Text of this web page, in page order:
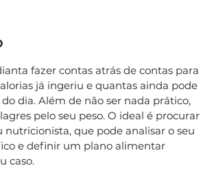
fazer contas atrás de contas para
já ingeriu e quantas ainda pode
dia. Além de não ser nada prático,
pelo seu peso. O ideal é procurar
nutricionista, que pode analisar o seu
e definir um plano alimentar
caso.